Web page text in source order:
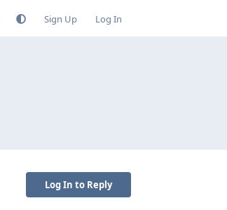
Sign Up Log In
Log In to Reply